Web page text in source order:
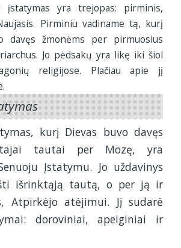
įstatymas yra trejopas: pirminis,
Pirminiu vadiname tą, kurį
davęs žmonėms per pirmuosius
Jo pėdsakų yra likę iki šiol
religijose. Plačiau apie jį
kurį Dievas buvo davęs
tautai per Mozę, yra
Įstatymu. Jo uždavinys
išrinktąją tautą, o per ją ir
Atpirkėjo atėjimui. Jį sudarė
doroviniai, apeiginiai ir